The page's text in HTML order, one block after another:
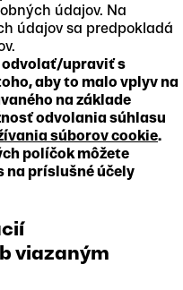
údajov. Na
údajov sa predpokladá
odvolať/upraviť s
aby to malo vplyv na
na základe
odvolania súhlasu
súborov cookie.
políčok môžete
na príslušné účely
viazaným